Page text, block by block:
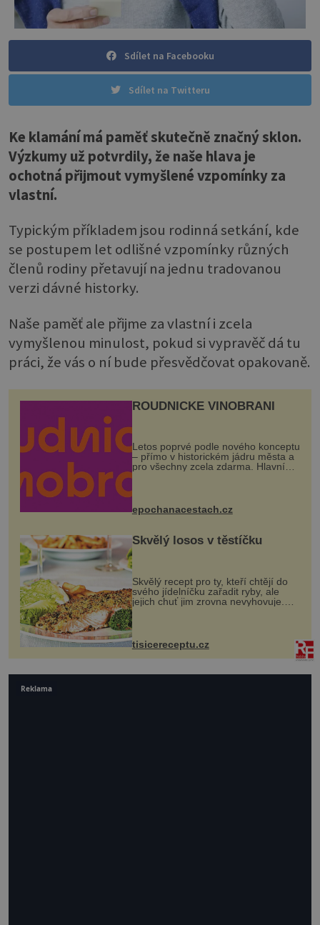
Sdílet na Facebooku
Sdílet na Twitteru
Ke klamání má paměť skutečně značný sklon.
Výzkumy už potvrdily, že naše hlava je
ochotná přijmout vymyšlené vzpomínky za
vlastní.
Typickým příkladem jsou rodinná setkání, kde
se postupem let odlišné vzpomínky různých
členů rodiny přetavují na jednu tradovanou
verzi dávné historky.
Naše paměť ale přijme za vlastní i zcela
vymyšlenou minulost, pokud si vypravěč dá tu
práci, že vás o ní bude přesvědčovat opakovaně.
ROUDNICKÉ VINOBRANÍ
Letos poprvé podle nového konceptu
– přímo v historickém jádru města a
pro všechny zcela zdarma. Hlavní
program se odehraje na Karlově a
mohou těšit na víno, burčák, pes...
epochanacestach.cz
Skvělý losos v těstíčku
Skvělý recept pro ty, kteří chtějí do
svého jídelníčku zařadit ryby, ale
jejich chuť jim zrovna nevyhovuje.
Losos je samozřejmě taky ryba, ale v
tomto případě si na to nikdo ani
nevzpomene. Ingredienc...
tisicereceptu.cz
Reklama